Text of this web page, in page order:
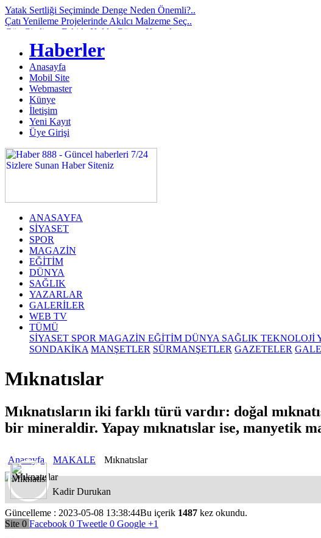
Yatak Sertliği Seçiminde Denge Neden Önemli?..
Çatı Yenileme Projelerinde Akılcı Malzeme Seç..
Göz Çizdirme Eskide Kaldı: Görme Kusurlarının..
Lazerden Korktuğunuz İçin Gözlüğe Mahkûm Olma..
İstanbul Pizza Factory Ümraniye’de Lezzet Ara..
Saç Ekimi Nedir ve Nasıl Yapılır? Murat Makas..
Binalarda Enerji Verimliliğinin Geleceği: Yen..
Geleceğin Piyanisti Olarak Gösterilen Fazıl A..
Video yerelleştirme pazarında öne çıkan yeni ..
Ankara’da Sağlıklı Gülüşlerin Adresi: Sincan ..
Haberler
Anasayfa
Mobil Site
Webmaster
Künye
İletişim
Yeni Kayıt
Üye Girişi
ANASAYFA
SİYASET
SPOR
MAGAZİN
EĞİTİM
DÜNYA
SAĞLIK
YAZARLAR
GALERİLER
WEB TV
TÜMÜ
SİYASET SPOR MAGAZİN EĞİTİM DÜNYA SAĞLIK TEKNOLOJİ
SONDAKİKA MANŞETLER SÜRMANŞETLER GAZETELER
Mıknatıslar
Mıknatısların iki farklı türü vardır: doğal
bir mineraldir. Yapay mıknatıslar ise, manyetik
Anasayfa MAKALE Mıknatıslar
Kadir Durukan
Güncelleme : 2023-05-08 13:38:44Bu içerik 1487 kez okundu.
Site 0 Facebook 0 Tweetle 0 Google +1